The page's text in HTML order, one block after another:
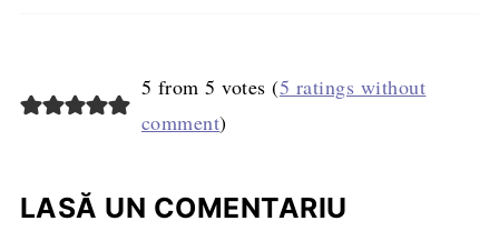
5 from 5 votes (5 ratings without
comment)
LASĂ UN COMENTARIU